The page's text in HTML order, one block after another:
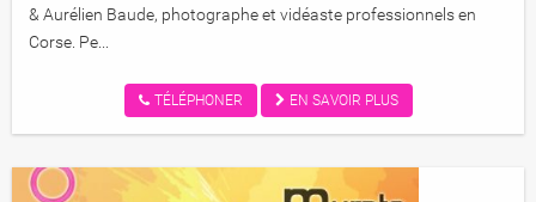
& Aurélien Baude, photographe et vidéaste professionnels en
Corse. Pe...
TÉLÉPHONER EN SAVOIR PLUS